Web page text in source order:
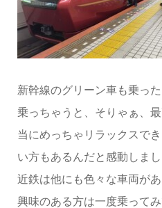
新幹線のグリーン車も乗っ
乗っちゃうと、そりゃぁ、
当にめっちゃリラックスで
い方もあるんだと感動しま
近鉄は他にも色々な車両が
興味のある方は一度乗ってみ